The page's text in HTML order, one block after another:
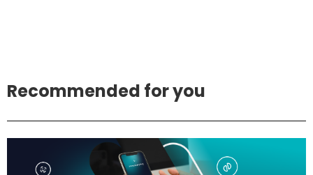
Recommended for you